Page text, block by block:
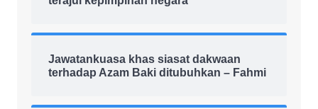
Jawatankuasa khas siasat dakwaan
terhadap Azam Baki ditubuhkan – Fahmi